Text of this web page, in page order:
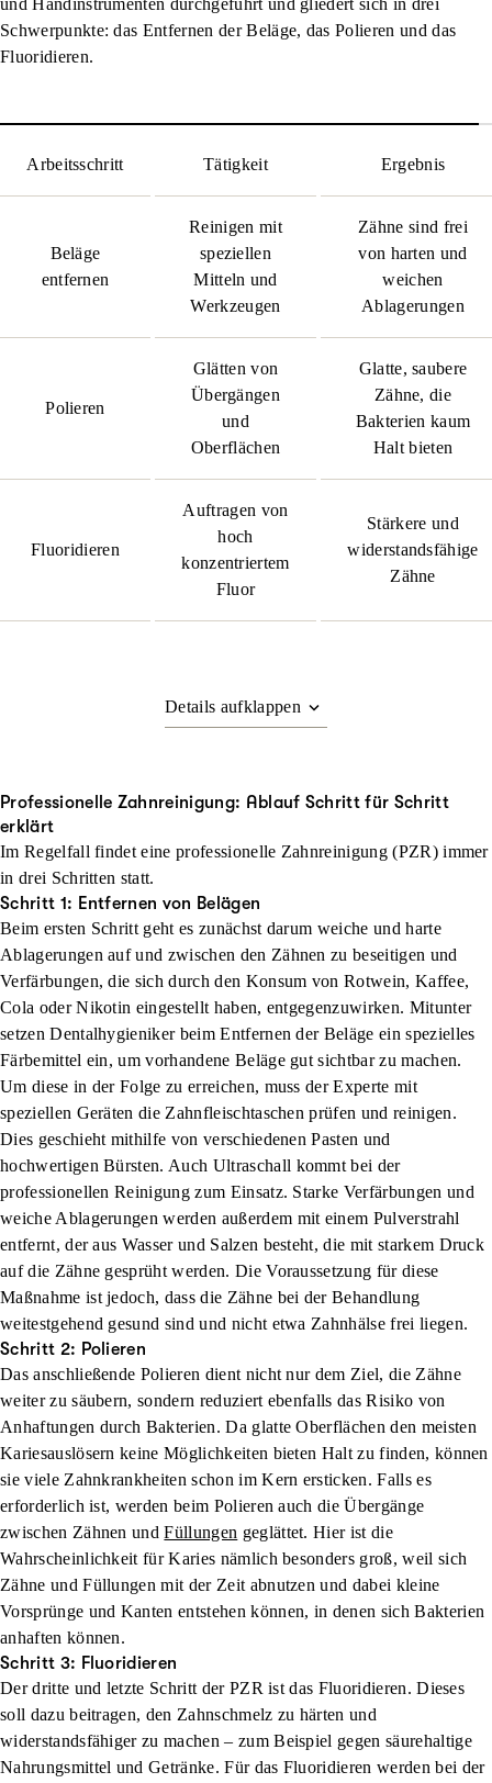
und Handinstrumenten durchgeführt und gliedert sich in drei
Schwerpunkte: das Entfernen der Beläge, das Polieren und das
Fluoridieren.
Arbeitsschritt Tätigkeit Ergebnis
Beläge
entfernen
Reinigen mit
speziellen
Mitteln und
Werkzeugen
Zähne sind frei
von harten und
weichen
Ablagerungen
Polieren
Glätten von
Übergängen
und
Oberflächen
Glatte, saubere
Zähne, die
Bakterien kaum
Halt bieten
Fluoridieren
Auftragen von
hoch
konzentriertem
Fluor
Stärkere und
widerstandsfähige
Zähne
Professionelle Zahnreinigung: Ablauf Schritt für Schritt
erklärt
Im Regelfall findet eine professionelle Zahnreinigung (PZR) immer
in drei Schritten statt.
Schritt 1: Entfernen von Belägen
Beim ersten Schritt geht es zunächst darum weiche und harte
Ablagerungen auf und zwischen den Zähnen zu beseitigen und
Verfärbungen, die sich durch den Konsum von Rotwein, Kaffee,
Cola oder Nikotin eingestellt haben, entgegenzuwirken. Mitunter
setzen Dentalhygieniker beimEntfernen der Beläge ein spezielles
Färbemittel ein, um vorhandene Beläge gut sichtbar zu machen.
Um diese in der Folge zu erreichen, muss der Experte mit
speziellen Geräten die Zahnfleischtaschen prüfen und reinigen.
Dies geschieht mithilfe von verschiedenen Pasten und
hochwertigen Bürsten. Auch Ultraschall kommt bei der
professionellen Reinigung zum Einsatz. Starke Verfärbungen und
weiche Ablagerungen werden außerdem mit einem Pulverstrahl
entfernt, der aus Wasser und Salzen besteht, die mit starkem Druck
auf die Zähne gesprüht werden. Die Voraussetzung für diese
Maßnahme ist jedoch, dass die Zähne bei der Behandlung
weitestgehend gesund sind und nicht etwa Zahnhälse frei liegen.
Schritt 2: Polieren
Das anschließende Polieren dient nicht nur dem Ziel, die Zähne
weiter zusäubern, sondern reduziert ebenfalls das Risiko von
Anhaftungen durch Bakterien. Da glatte Oberflächen den meisten
Kariesauslösern keine Möglichkeiten bieten Halt zu finden, können
sie viele Zahnkrankheiten schon im Kern ersticken. Falls es
erforderlich ist, werden beim Polieren auch die Übergänge
zwischen Zähnen undFüllungen geglättet. Hier ist die
Wahrscheinlichkeit für Karies nämlich besonders groß, weil sich
Zähne und Füllungen mit der Zeit abnutzen und dabei kleine
Vorsprünge und Kanten entstehen können, in denen sich Bakterien
anhaften können.
Schritt 3: Fluoridieren
Der dritte und letzte Schritt der PZR ist das Fluoridieren. Dieses
soll dazu beitragen, den Zahnschmelz zu härten und
widerstandsfähiger zu machen – zum Beispiel gegen säurehaltige
Nahrungsmittel und Getränke. Für das Fluoridieren werden bei der